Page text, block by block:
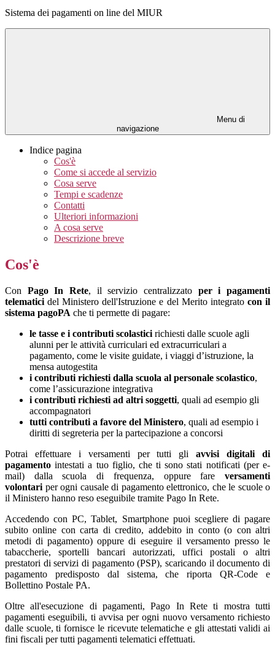
Sistema dei pagamenti on line del MIUR
Menu di
navigazione
Indice pagina
Cos'è
Come si accede al servizio
Cosa serve
Tempi e scadenze
Contatti
Ulteriori informazioni
A cosa serve
Descrizione breve
Cos'è
Con Pago In Rete, il servizio centralizzato per i pagamenti
telematici del Ministero dell'Istruzione e del Merito integrato con il
sistema pagoPA che ti permette di pagare:
le tasse e i contributi scolastici richiesti dalle scuole agli
alunni per le attività curriculari ed extracurriculari a
pagamento, come le visite guidate, i viaggi d’istruzione, la
mensa autogestita
i contributi richiesti dalla scuola al personale scolastico,
come l’assicurazione integrativa
i contributi richiesti ad altri soggetti, quali ad esempio gli
accompagnatori
tutti contributi a favore del Ministero, quali ad esempio i
diritti di segreteria per la partecipazione a concorsi
Potrai effettuare i versamenti per tutti gli
avvisi digitali di
pagamento intestati a tuo figlio, che ti sono stati notificati (per e-
mail) dalla scuola di frequenza, oppure fare
versamenti
volontari per ogni causale di pagamento elettronico, che le scuole o
il Ministero hanno reso eseguibile tramite Pago In Rete.
Accedendo con PC, Tablet, Smartphone puoi scegliere di pagare
subito online con carta di credito, addebito in conto (o con altri
metodi di pagamento) oppure di eseguire il versamento presso le
tabaccherie, sportelli bancari autorizzati, uffici postali o altri
prestatori di servizi di pagamento (PSP), scaricando il documento di
pagamento predisposto dal sistema, che riporta QR-Code e
Bollettino Postale PA.
Oltre all'esecuzione di pagamenti, Pago In Rete ti mostra tutti
pagamenti eseguibili, ti avvisa per ogni nuovo versamento richiesto
dalle scuole, ti fornisce le ricevute telematiche e gli attestati validi ai
fini fiscali per tutti pagamenti telematici effettuati.